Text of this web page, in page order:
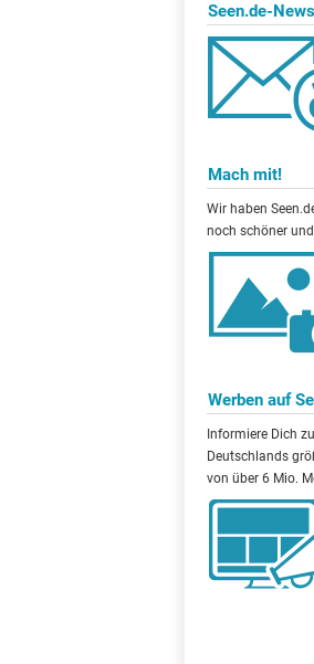
Seen.de-
Mach mit!
Wir haben
noch schöner
Werben auf
Informiere Dich
Deutschlands
von über 6 Mio.